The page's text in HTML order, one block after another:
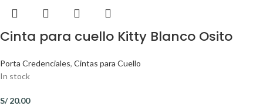
Cinta para cuello Kitty Blanco Osito
Porta Credenciales, Cintas para Cuello
In stock
S/20.00